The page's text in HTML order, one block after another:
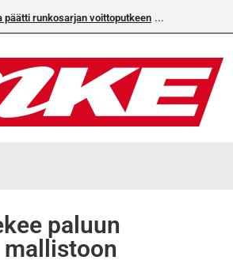
päätti runkosarjan voittoputkeen
paluun